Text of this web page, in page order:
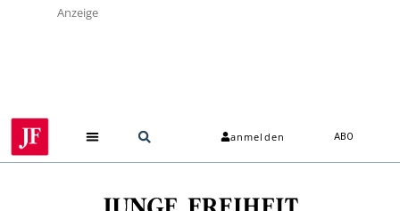
Anzeige
anmelden ABO